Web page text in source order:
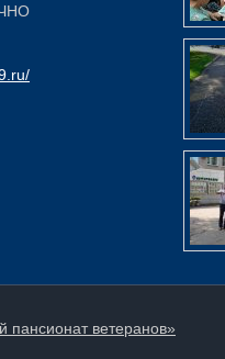
пансионат ветеранов»